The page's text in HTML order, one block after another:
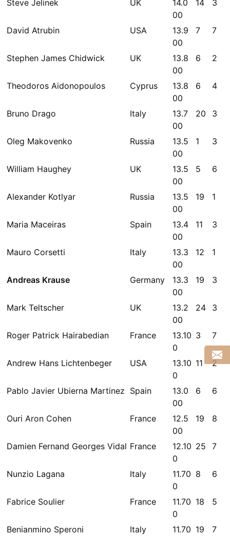
Steve Jelinek UK
14.0
00
14 3
David Atrubin USA
13.9
00
7 7
Stephen James Chidwick UK
13.8
00
6 2
Theodoros Aidonopoulos Cyprus
13.8
00
6 4
Bruno Drago Italy
13.7
00
20 3
Oleg Makovenko Russia
13.5
00
1 3
William Haughey UK
13.5
00
5 6
Alexander Kotlyar Russia
13.5
00
19 1
Maria Maceiras Spain
13.4
00
11 3
Mauro Corsetti Italy
13.3
00
12 1
Andreas Krause Germany
13.3
00
19 3
Mark Teltscher UK
13.2
00
24 3
Roger Patrick Hairabedian France
13.10
0
3 7
Andrew Hans Lichtenbeger USA
13.10
0
11 2
Pablo Javier Ubierna Martinez Spain
13.0
00
6 6
Ouri Aron Cohen France
12.5
00
19 8
Damien Fernand Georges Vidal France
12.10
0
25 7
Nunzio Lagana Italy
11.70
0
8 6
Fabrice Soulier France
11.70
0
18 5
Benianmino Speroni Italy
11.70 19 7